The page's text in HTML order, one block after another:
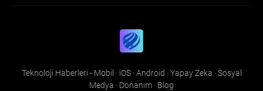
Teknoloji Haberleri - Mobil · iOS · Android · Yapay Zeka · Sosyal
Medya · Donanım · Blog